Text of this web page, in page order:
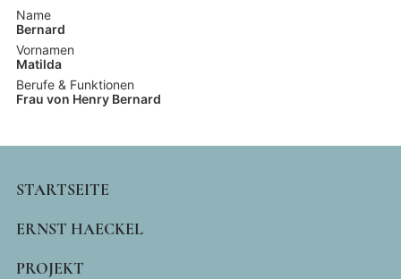
Name
Bernard
Vornamen
Matilda
Berufe & Funktionen
Frau von Henry Bernard
MAIN
NAVIGATION
STARTSEITE
ERNST HAECKEL
PROJEKT